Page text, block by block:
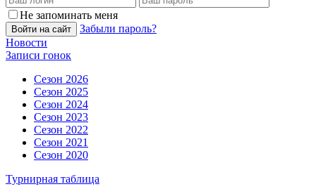
Не запоминать меня
Войти на сайт
Забыли пароль?
Новости
Записи гонок
Сезон 2026
Сезон 2025
Сезон 2024
Сезон 2023
Сезон 2022
Сезон 2021
Сезон 2020
Турнирная таблица